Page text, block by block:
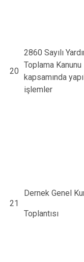
20
2860 Sayılı
Toplama Kanunu
kapsamında
işlemler
21
Dernek Genel
Toplantısı